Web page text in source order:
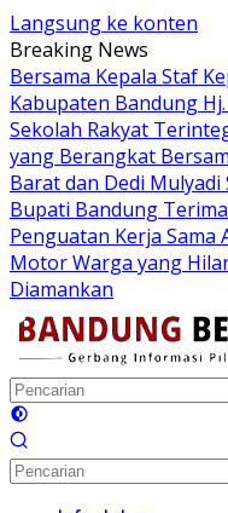
Langsung ke konten
Breaking News
Bersama Kepala Staf
Kabupaten Bandung
Sekolah Rakyat
yang Berangkat
Barat dan Dedi Mulyadi
Bupati Bandung
Penguatan Kerja Sama
Motor Warga yang
Diamankan